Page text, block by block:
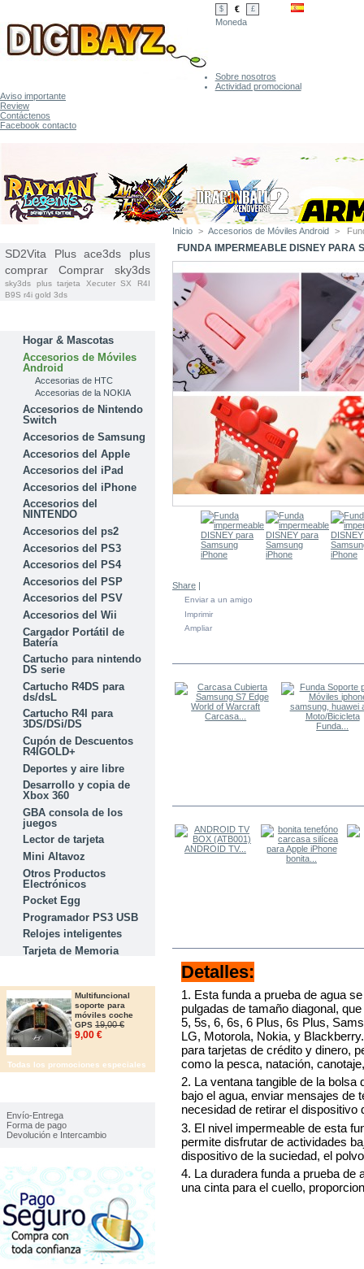
$ € £
Moneda
Sobre nosotros
Actividad promocional
Aviso importante
Review
Contáctenos
Facebook contacto
SD2Vita Plus ace3ds plus
comprar
Comprar sky3ds
sky3ds plus tarjeta Xecuter SX
R4I
B9S r4i gold 3ds
Hogar & Mascotas
Accesorios de Móviles
Android
Accesorias de HTC
Accesorias de la NOKIA
Accesorios de Nintendo
Switch
Accesorios de Samsung
Accesorios del Apple
Accesorios del iPad
Accesorios del iPhone
Accesorios del
NINTENDO
Accesorios del ps2
Accesorios del PS3
Accesorios del PS4
Accesorios del PSP
Accesorios del PSV
Accesorios del Wii
Cargador Portátil de
Batería
Cartucho para nintendo
DS serie
Cartucho R4DS para
ds/dsL
Cartucho R4I para
3DS/DSi/DS
Cupón de Descuentos
R4IGOLD+
Deportes y aire libre
Desarrollo y copia de
Xbox 360
GBA consola de los
juegos
Lector de tarjeta
Mini Altavoz
Otros Productos
Electrónicos
Pocket Egg
Programador PS3 USB
Relojes inteligentes
Tarjeta de Memoria
Multifuncional
soporte para
móviles coche
GPS 19,00 €
9,00 €
Todas los promociones especiales
Envío-Entrega
Forma de pago
Devolución e Intercambio
Inicio > Accesorios de Móviles Android >
FUNDA IMPERMEABLE DISNEY PARA
Share |
Enviar a un amigo
Imprimir
Ampliar
Carcasa...
Funda...
ANDROID TV...
bonita...
Detalles:
1. Esta funda a prueba de agua
pulgadas de tamaño diagonal,
5, 5s, 6, 6s, 6 Plus, 6s Plus,
LG, Motorola, Nokia, y
para tarjetas de crédito y dinero,
como la pesca, natación,
2. La ventana tangible de la
bajo el agua, enviar mensajes de
necesidad de retirar el dispositivo
3. El nivel impermeable de esta
permite disfrutar de actividades
dispositivo de la suciedad, el
4. La duradera funda a prueba de
una cinta para el cuello,